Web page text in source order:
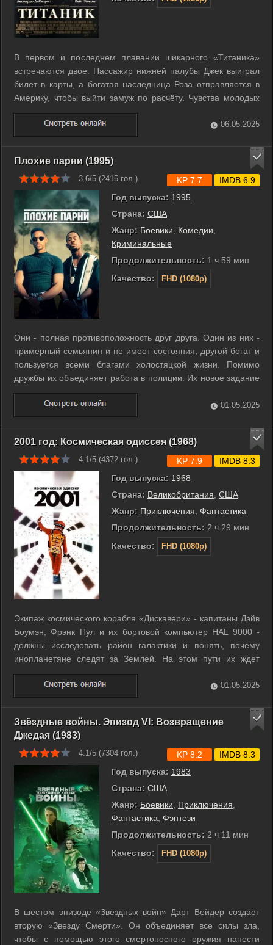
В первом и последнем плавании шикарного «Титаника»
встречаются двое. Пассажир нижней палубы Джек выиграл
билет в карты, а богатая наследница Роза отправляется в
Америку, чтобы выйти замуж по расчёту. Чувства молодых
людей только успевают расцвести, и даже не классовые
различия создадут испытания влюблённым, а айсберг,
вставший на пути считавшегося ...
06.05.2025
Плохие парни (1995)
3.6/5 (2415 гол.)
Год выпуска: 1995
Страна: США
Жанр: Боевики Комедии
Криминальные
Продолжительность: 1 ч 59 мин
Качество:
FHD (1080p)
KP 7.7 IMDB 6.9
Они - полная противоположность друг друга. Один из них -
примерный семьянин и не имеет состояния, другой богат и
пользуется всеми благами холостяцкой жизни. Помимо
дружбы их объединяет работа в полиции. Их новое задание
- поймать жестокого преступника, укравшего наркотики с
секретного склада, а также спасти девушку, которая
случайно оказалась на ...
01.05.2025
2001 год: Космическая одиссея (1968)
4.1/5 (4372 гол.)
Год выпуска: 1968
Страна: Великобритания США
Жанр: Приключения Фантастика
Продолжительность: 2 ч 29 мин
Качество:
FHD (1080p)
KP 7.9 IMDB 8.3
Экипаж космического корабля «Дискавери» - капитаны Дэйв
Боумэн, Фрэнк Пул и их бортовой компьютер HAL 9000 -
должны исследовать район галактики и понять, почему
инопланетяне следят за Землей. На этом пути их ждет
множество неожиданных открытий. ...
01.05.2025
Звёздные войны. Эпизод VI: Возвращение
Джедая (1983)
4.1/5 (7304 гол.)
Год выпуска: 1983
Страна: США
Жанр: Боевики Приключения
Фантастика Фэнтези
Продолжительность: 2 ч 11 мин
Качество:
FHD (1080p)
KP 8.2 IMDB 8.3
В шестом эпизоде «Звездных войн» Дарт Вейдер создает
вторую «Звезду Смерти». Он объединяет все силы зла,
чтобы с помощью этого смертоносного оружия нанести